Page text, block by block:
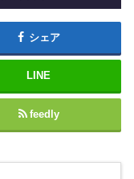
シェア
LINE
feedly